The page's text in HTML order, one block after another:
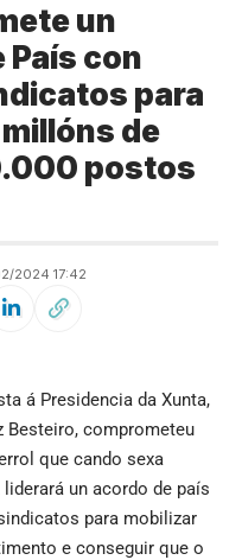
un
País con
para
de
postos
2024 17:42
á Presidencia da Xunta,
Besteiro, comprometeu
que cando sexa
un acordo de país
para mobilizar
e conseguir que o